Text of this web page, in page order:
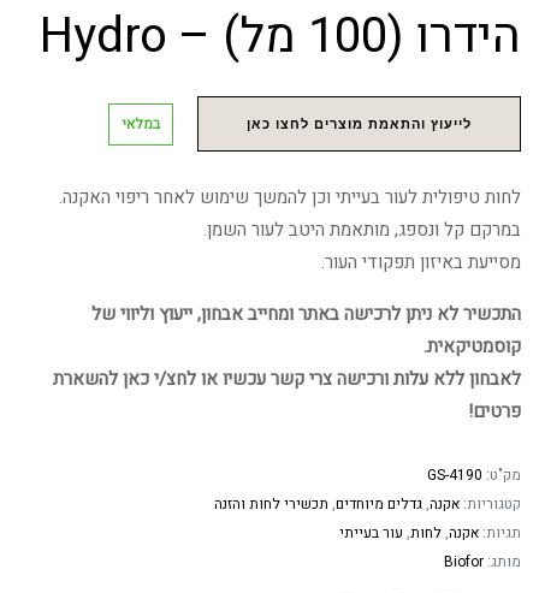
הידרו (100 מל) – Hydro
לייעוץ והתאמת מוצרים לחצו כאן במלאי
לחות טיפולית לעור בעייתי וכן להמשך שימוש לאחר ריפוי האקנה.
במרקם קל ונספג, מותאמת היטב לעור השמן.
מסייעת באיזון תפקודי העור.
התכשיר לא ניתן לרכישה באתר ומחייב אבחון, ייעוץ וליווי של
קוסמטיקאית.
לאבחון ללא עלות ורכישה צרי קשר עכשיו או לחצ/י כאן להשארת
פרטים!
מק"ט: GS-4190
קטגוריות: אקנה,גדלים מיוחדים, תכשירי לחות והזנה
תגיות: אקנה,לחות, עור בעייתי
מותג: Biofor